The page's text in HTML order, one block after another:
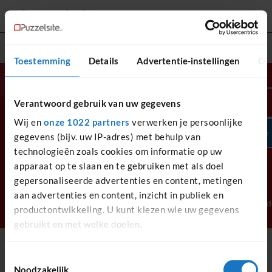
Toestemming Details Advertentie-instellingen
Verantwoord gebruik van uw gegevens
Wij en onze 1022 partners verwerken je persoonlijke
gegevens (bijv. uw IP-adres) met behulp van
technologieën zoals cookies om informatie op uw
apparaat op te slaan en te gebruiken met als doel
gepersonaliseerde advertenties en content, metingen
aan advertenties en content, inzicht in publiek en
productontwikkeling. U kunt kiezen wie uw gegevens
gebruikt en met welke doelen.
Noodzakelijk
favorieten, hier vind je
altijd de perfecte uitdaging.
Registreer
© 2026 Puzzelsite.nl is onderdeel van de
Keesing Media Groep. Alle rechten
voorbehouden.
Faq
Privacy
Algemene